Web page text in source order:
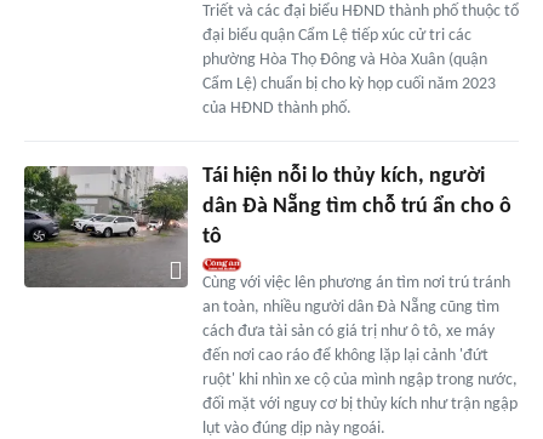
Triết và các đại biểu HĐND thành phố thuộc tổ
đại biểu quận Cẩm Lệ tiếp xúc cử tri các
phường Hòa Thọ Đông và Hòa Xuân (quận
Cẩm Lệ) chuẩn bị cho kỳ họp cuối năm 2023
của HĐND thành phố.
Tái hiện nỗi lo thủy kích, người
dân Đà Nẵng tìm chỗ trú ẩn cho ô
tô
Cùng với việc lên phương án tìm nơi trú tránh
an toàn, nhiều người dân Đà Nẵng cũng tìm
cách đưa tài sản có giá trị như ô tô, xe máy
đến nơi cao ráo để không lặp lại cảnh 'đứt
ruột' khi nhìn xe cộ của mình ngập trong nước,
đối mặt với nguy cơ bị thủy kích như trận ngập
lụt vào đúng dịp này ngoái.